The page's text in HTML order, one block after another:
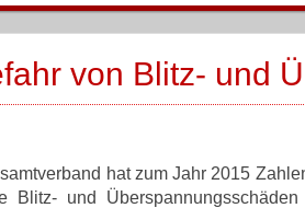
von Blitz- und
hat zum Jahr 2015
Blitz- und